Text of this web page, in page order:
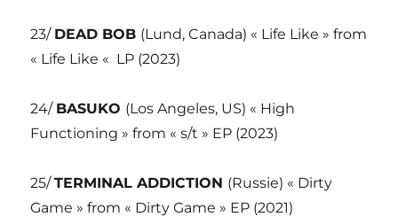
23/ DEAD BOB (Lund, Canada) « Life Like » from
« Life Like « LP (2023)
24/ BASUKO (Los Angeles, US) « High
Functioning » from « s/t » EP (2023)
25/TERMINAL ADDICTION (Russie) « Dirty
Game » from « Dirty Game » EP (2021)